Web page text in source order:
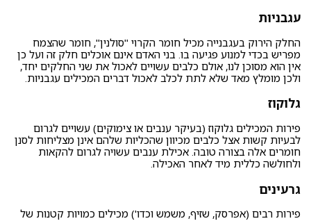
עגבניות
החלק הירוק בעגבנייה מכיל חומר הקרוי "סולנין", חומר שהצמח
מפריש בכדי למנוע פגיעה בו. בני האדם אינם אוכלים חלק זה ועל כן
אין הוא מסוכן לנו, אולם כלבים עשויים לאכול את שני החלקים יחד,
ולכן מומלץ מאד שלא לתת לכלב לאכול דברים המכילים עגבניות.
גלוקוז
פירות המכילים גלוקוז (בעיקר ענבים או צימוקים) עשויים לגרום
לבעיות קשות אצל כלבים מכיוון שהכליות שלהם אינן מצליחות לסנן
חומרים אלה בצורה טובה. אכילת ענבים עשויה לגרום להקאות
ולחולשה כללית מיד לאחר האכילה.
גרעינים
פירות רבים (אפרסק, שזיף, משמש וכדו') מכילים כמויות קטנות של